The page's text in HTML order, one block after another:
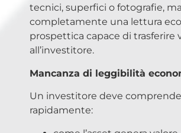
tecnici, superfici o fotografie,
completamente una lettura
prospettica capace di trasferire
all’investitore.
Mancanza di leggibilità
Un investitore deve
rapidamente: